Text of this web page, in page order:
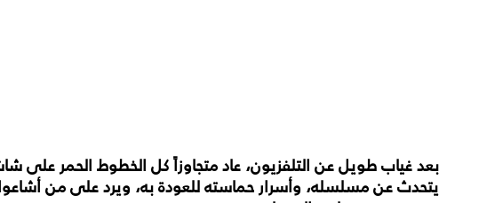
بعد غياب طويل عن التلفزيون، عاد متجاوزاً كل الخطوط الحمر على
يتحدث عن مسلسله، وأسرار حماسته للعودة به، ويرد على من